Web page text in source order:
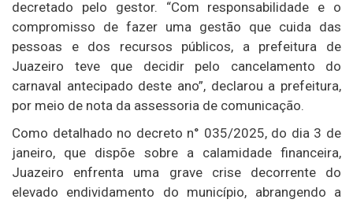
decretado pelo gestor. “Com responsabilidade e o
compromisso de fazer uma gestão que cuida das
pessoas e dos recursos públicos, a prefeitura de
Juazeiro teve que decidir pelo cancelamento do
carnaval antecipado deste ano”, declarou a prefeitura,
por meio de nota da assessoria de comunicação.
Como detalhado no decreto n° 035/2025, do dia 3 de
janeiro, que dispõe sobre a calamidade financeira,
Juazeiro enfrenta uma grave crise decorrente do
elevado endividamento do município, abrangendo a